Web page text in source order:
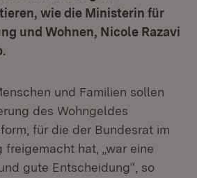
wie die Ministerin für
und Wohnen, Nicole Razavi
und Familien sollen
des Wohngeldes
für die der Bundesrat im
freigemacht hat, „war eine
gute Entscheidung“, so